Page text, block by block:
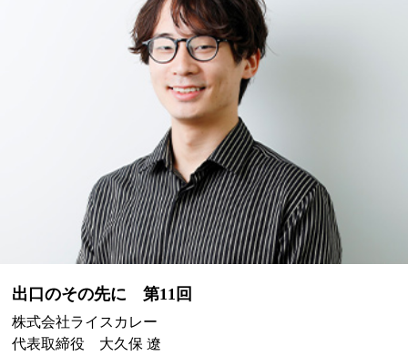
出口のその先に 第11回
株式会社ライスカレー
代表取締役 大久保 遼